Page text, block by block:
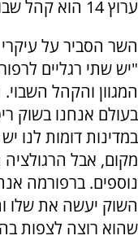
ערוץ 14 הוא קהל שבוי".
השר הסביר על
"יש שתי רגליים
המגוון והקהל
בעולם אנחנו בשוק
במדינות דומות לנו
מקום, אבל
נוספים. ברפורמה
השוק יעשה את שלו
שהוא רוצה לצפות